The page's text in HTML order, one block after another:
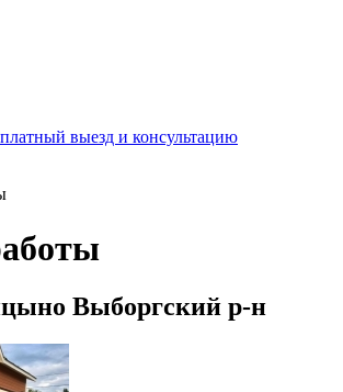
выезд и консультацию
Выборгский р-н